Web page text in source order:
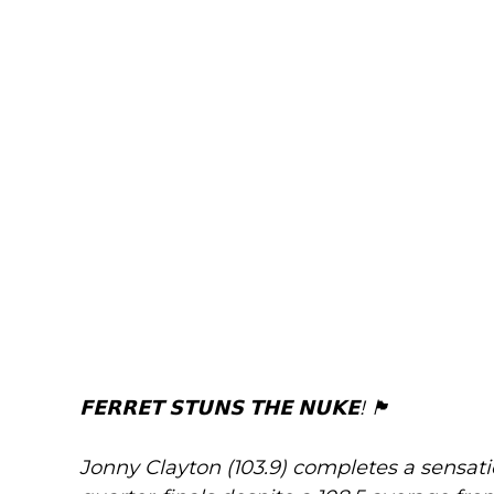
𝗙𝗘𝗥𝗥𝗘𝗧 𝗦𝗧𝗨𝗡𝗦 𝗧𝗛𝗘 𝗡𝗨𝗞𝗘! 🏴󠁧󠁢󠁷󠁬󠁳󠁿
Jonny Clayton (103.9) completes a